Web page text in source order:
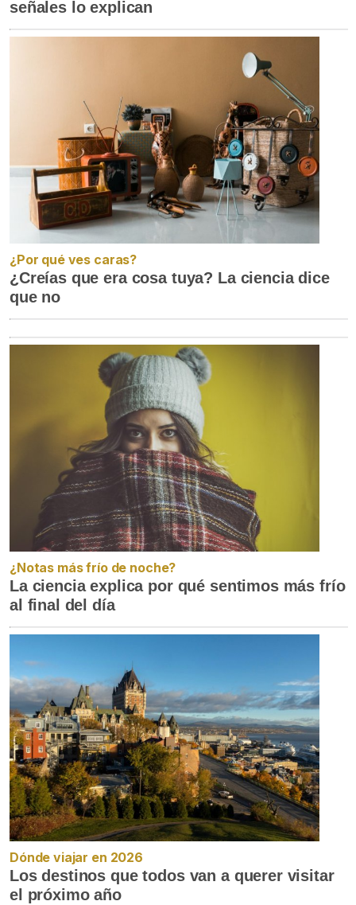
señales lo explican
¿Por qué ves caras?
¿Creías que era cosa tuya? La ciencia dice
que no
¿Notas más frío de noche?
La ciencia explica por qué sentimos más frío
al final del día
Dónde viajar en 2026
Los destinos que todos van a querer visitar
el próximo año